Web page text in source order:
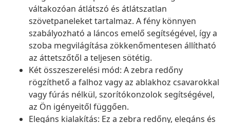
váltakozóan átlátszó és átlátszatlan
szövetpaneleket tartalmaz. A fény könnyen
szabályozható a láncos emelő segítségével, így a
szoba megvilágítása zökkenőmentesen állítható
az áttetszőtől a teljesen sötétig.
Két összeszerelési mód: A zebra redőny
rögzíthető a falhoz vagy az ablakhoz csavarokkal
vagy fúrás nélkül, szorítókonzolok segítségével,
az Ön igényeitől függően.
Elegáns kialakítás: Ez a zebra redőny, elegáns és